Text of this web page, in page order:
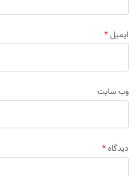
ایمیل*
وب‌ سایت
دیدگاه*